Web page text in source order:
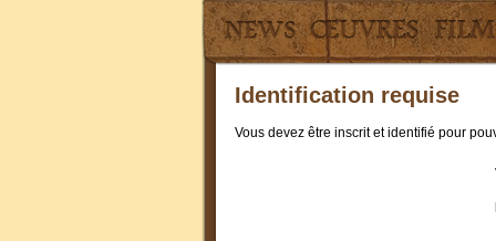
Identification requise
Vous devez être inscrit et identifié pour